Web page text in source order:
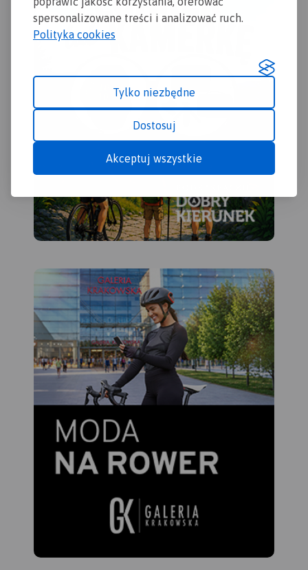
spersonalizowane treści i analizować ruch.
Polityka cookies
Tylko niezbędne
Dostosuj
Akceptuj wszystkie